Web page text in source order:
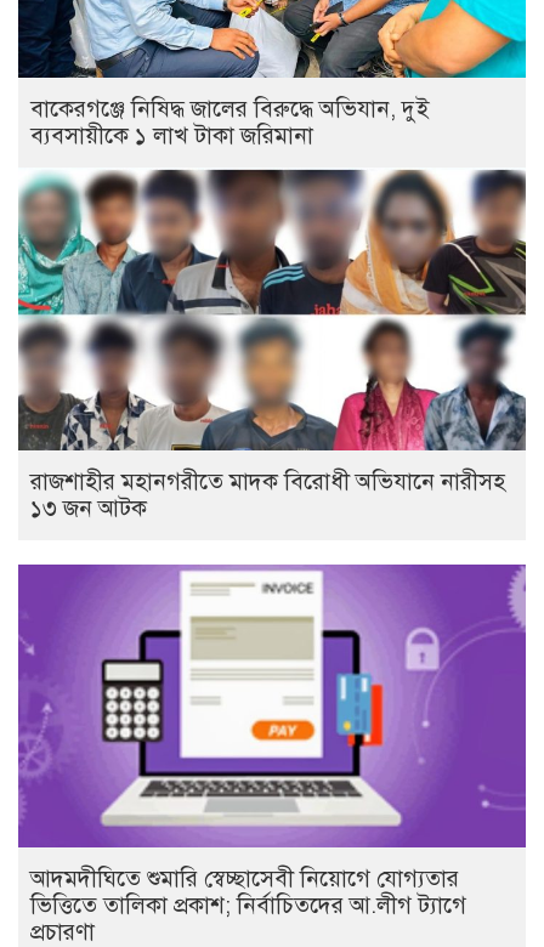
বাকেরগঞ্জে নিষিদ্ধ জালের বিরুদ্ধে অভিযান, দুই
ব্যবসায়ীকে ১ লাখ টাকা জরিমানা
রাজশাহীর মহানগরীতে মাদক বিরোধী অভিযানে নারীসহ
১৩ জন আটক
আদমদীঘিতে শুমারি স্বেচ্ছাসেবী নিয়োগে যোগ্যতার
ভিত্তিতে তালিকা প্রকাশ; নির্বাচিতদের আ.লীগ ট্যাগে
প্রচারণা